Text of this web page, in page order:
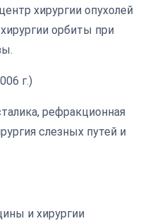
хирургии опухолей
орбиты при
г.)
рефракционная
слезных путей и
и хирургии